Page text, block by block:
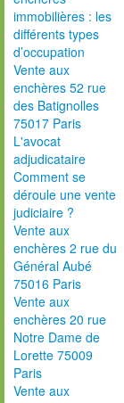
immobilières : les
différents types
d’occupation
Vente aux
enchères 52 rue
des Batignolles
75017 Paris
L'avocat
adjudicataire
Comment se
déroule une vente
judiciaire ?
Vente aux
enchères 2 rue du
Général Aubé
75016 Paris
Vente aux
enchères 20 rue
Notre Dame de
Lorette 75009
Paris
Vente aux